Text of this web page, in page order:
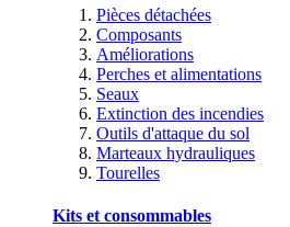
Pièces détachées
Composants
Améliorations
Perches et alimentations
Seaux
Extinction des incendies
Outils d'attaque du sol
Marteaux hydrauliques
Tourelles
Kits et consommables